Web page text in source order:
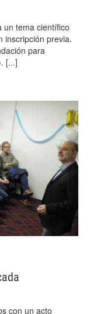
un tema científico
inscripción previa.
para
[...]
con un acto